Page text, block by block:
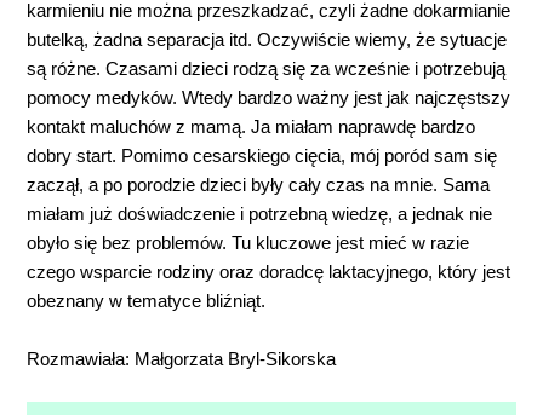
karmieniu nie można przeszkadzać, czyli żadne dokarmianie
butelką, żadna separacja itd. Oczywiście wiemy, że sytuacje
są różne. Czasami dzieci rodzą się za wcześnie i potrzebują
pomocy medyków. Wtedy bardzo ważny jest jak najczęstszy
kontakt maluchów z mamą. Ja miałam naprawdę bardzo
dobry start. Pomimo cesarskiego cięcia, mój poród sam się
zaczął, a po porodzie dzieci były cały czas na mnie. Sama
miałam już doświadczenie i potrzebną wiedzę, a jednak nie
obyło się bez problemów. Tu kluczowe jest mieć w razie
czego wsparcie rodziny oraz doradcę laktacyjnego, który jest
obeznany w tematyce bliźniąt.
Rozmawiała: Małgorzata Bryl-Sikorska